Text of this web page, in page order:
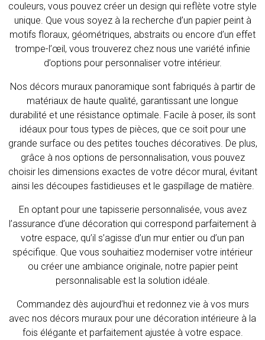
couleurs, vous pouvez créer un design qui reflète votre style
unique. Que vous soyez à la recherche d’un papier peint à
motifs floraux, géométriques, abstraits ou encore d’un effet
trompe-l’œil, vous trouverez chez nous une variété infinie
d’options pour personnaliser votre intérieur.
Nos décors muraux panoramique sont fabriqués à partir de
matériaux de haute qualité, garantissant une longue
durabilité et une résistance optimale. Facile à poser, ils sont
idéaux pour tous types de pièces, que ce soit pour une
grande surface ou des petites touches décoratives. De plus,
grâce à nos options de personnalisation, vous pouvez
choisir les dimensions exactes de votre décor mural, évitant
ainsi les découpes fastidieuses et le gaspillage de matière.
En optant pour une tapisserie personnalisée, vous avez
l’assurance d’une décoration qui correspond parfaitement à
votre espace, qu’il s’agisse d’un mur entier ou d’un pan
spécifique. Que vous souhaitiez moderniser votre intérieur
ou créer une ambiance originale, notre papier peint
personnalisable est la solution idéale.
Commandez dès aujourd’hui et redonnez vie à vos murs
avec nos décors muraux pour une décoration intérieure à la
fois élégante et parfaitement ajustée à votre espace.